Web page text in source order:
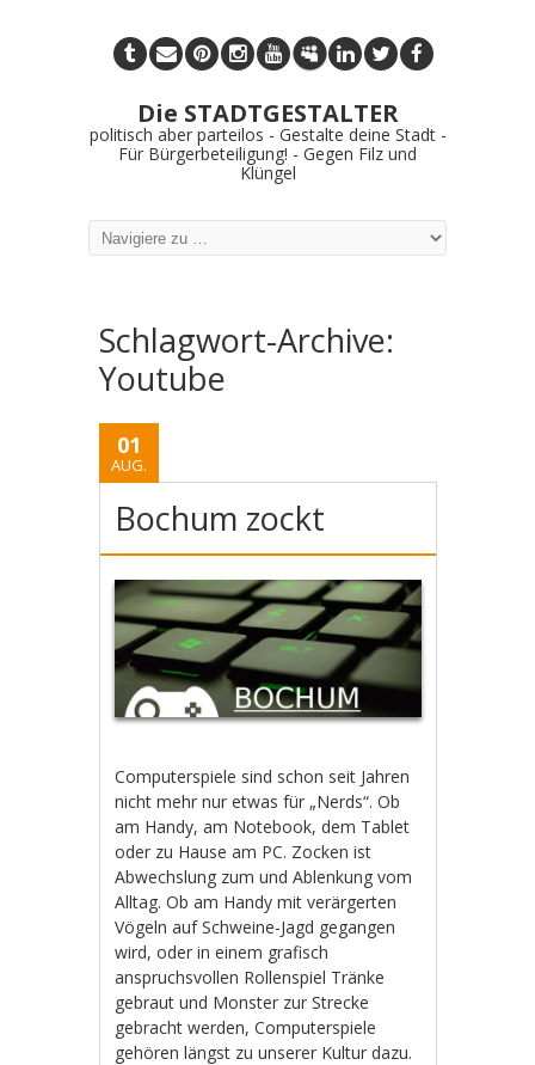
Die STADTGESTALTER
politisch aber parteilos - Gestalte deine Stadt -
Für Bürgerbeteiligung! - Gegen Filz und
Klüngel
Schlagwort-Archive:
Youtube
01
AUG.
Bochum zockt
Computerspiele sind schon seit Jahren
nicht mehr nur etwas für „Nerds“. Ob
am Handy, am Notebook, dem Tablet
oder zu Hause am PC. Zocken ist
Abwechslung zum und Ablenkung vom
Alltag. Ob am Handy mit verärgerten
Vögeln auf Schweine-Jagd gegangen
wird, oder in einem grafisch
anspruchsvollen Rollenspiel Tränke
gebraut und Monster zur Strecke
gebracht werden, Computerspiele
gehören längst zu unserer Kultur dazu.